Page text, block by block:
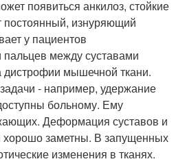
появиться анкилоз, стойкие
постоянный, изнуряющий
у пациентов
между суставами
дистрофии мышечной ткани.
- например, удержание
больному. Ему
Деформация суставов и
заметны. В запущенных
изменения в тканях.